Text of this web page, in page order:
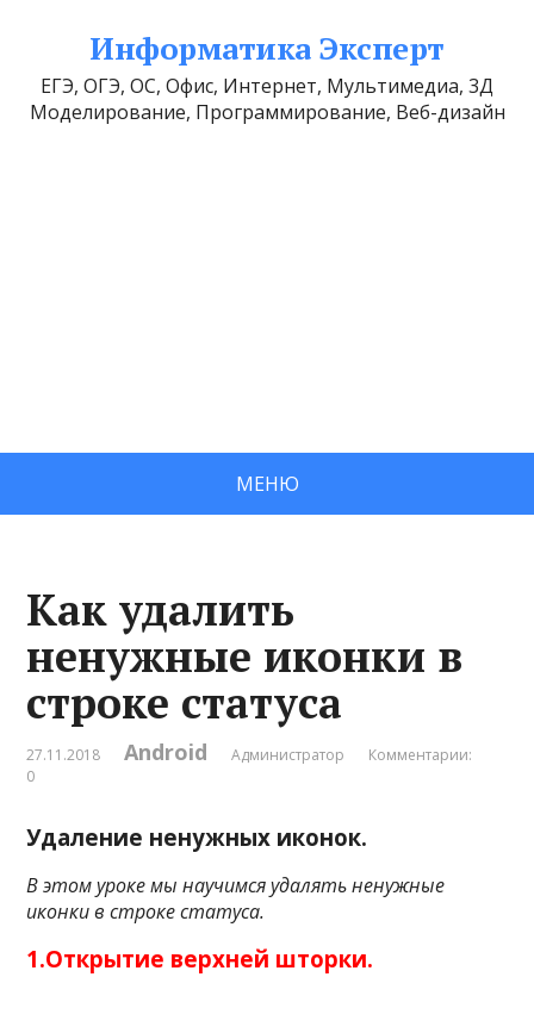
Информатика Эксперт
ЕГЭ, ОГЭ, ОС, Офис, Интернет, Мультимедиа, 3Д
Моделирование, Программирование, Веб-дизайн
МЕНЮ
Как удалить
ненужные иконки в
строке статуса
27.11.2018 Android Администратор
Комментарии:
0
Удаление ненужных иконок.
В этом уроке мы научимся удалять ненужные
иконки в строке статуса.
1.Открытие верхней шторки.